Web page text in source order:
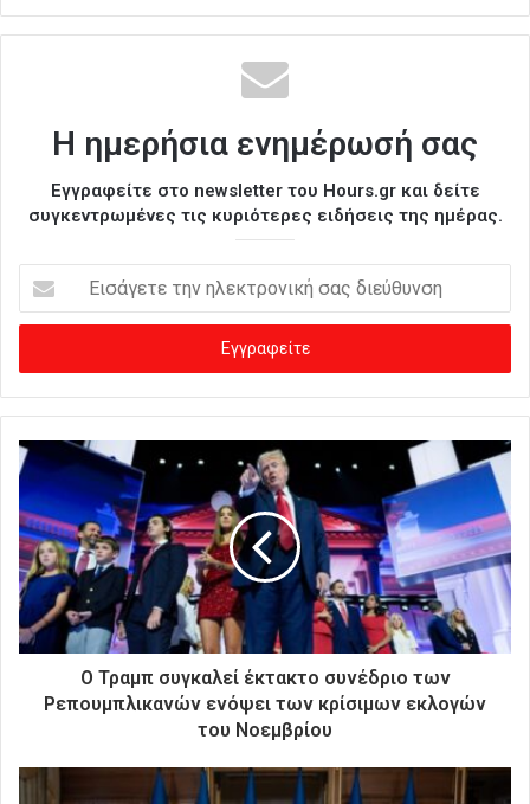
Η ημερήσια ενημέρωσή σας
Εγγραφείτε στο newsletter του Hours.gr και δείτε
συγκεντρωμένες τις κυριότερες ειδήσεις της ημέρας.
σ
γ
ε
ε
τ
η
ν
η
λ
ε
κ
τ
κ
Ο Τραμπ συγκαλεί έκτακτο συνέδριο των
Ρεπουμπλικανών ενόψει των κρίσιμων εκλογών
του Νοεμβρίου